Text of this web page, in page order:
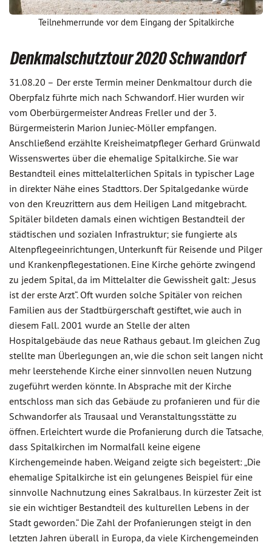
Teilnehmerrunde vor dem Eingang der Spitalkirche
Denkmalschutztour 2020 Schwandorf
31.08.20 – Der erste Termin meiner Denkmaltour durch die
Oberpfalz führte mich nach Schwandorf. Hier wurden wir
vom Oberbürgermeister Andreas Freller und der 3.
Bürgermeisterin Marion Juniec-Möller empfangen.
Anschließend erzählte Kreisheimatpfleger Gerhard Grünwald
Wissenswertes über die ehemalige Spitalkirche. Sie war
Bestandteil eines mittelalterlichen Spitals in typischer Lage
in direkter Nähe eines Stadttors. Der Spitalgedanke würde
von den Kreuzrittern aus dem Heiligen Land mitgebracht.
Spitäler bildeten damals einen wichtigen Bestandteil der
städtischen und sozialen Infrastruktur; sie fungierte als
Altenpflegeeinrichtungen, Unterkunft für Reisende und Pilger
und Krankenpflegestationen. Eine Kirche gehörte zwingend
zu jedem Spital, da im Mittelalter die Gewissheit galt: „Jesus
ist der erste Arzt“. Oft wurden solche Spitäler von reichen
Familien aus der Stadtbürgerschaft gestiftet, wie auch in
diesem Fall. 2001 wurde an Stelle der alten
Hospitalgebäude das neue Rathaus gebaut. Im gleichen Zug
stellte man Überlegungen an, wie die schon seit langen nicht
mehr leerstehende Kirche einer sinnvollen neuen Nutzung
zugeführt werden könnte. In Absprache mit der Kirche
entschloss man sich das Gebäude zu profanieren und für die
Schwandorfer als Trausaal und Veranstaltungsstätte zu
öffnen. Erleichtert wurde die Profanierung durch die Tatsache,
dass Spitalkirchen im Normalfall keine eigene
Kirchengemeinde haben. Weigand zeigte sich begeistert: „Die
ehemalige Spitalkirche ist ein gelungenes Beispiel für eine
sinnvolle Nachnutzung eines Sakralbaus. In kürzester Zeit ist
sie ein wichtiger Bestandteil des kulturellen Lebens in der
Stadt geworden.“ Die Zahl der Profanierungen steigt in den
letzten Jahren überall in Europa, da viele Kirchengemeinden